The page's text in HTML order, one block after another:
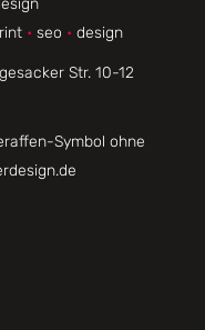
• seo • design
Str. 10-12
Symbol ohne